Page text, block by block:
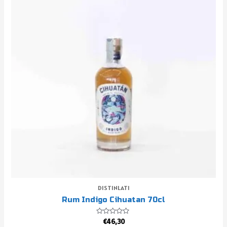
DISTINLATI
Rum Indigo Cihuatan 70cl
Valutato
€46,30